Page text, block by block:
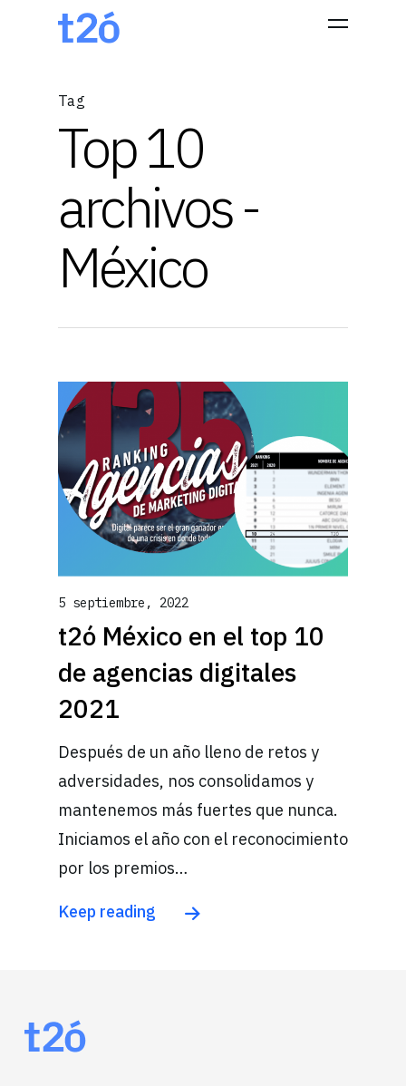
Hit enter to search or ESC to close
Tag
Top 10
archivos -
México
5 septiembre, 2022
t2ó México en el top 10
de agencias digitales
2021
Después de un año lleno de retos y
adversidades, nos consolidamos y
mantenemos más fuertes que nunca.
Iniciamos el año con el reconocimiento
por los premios…
Keep reading